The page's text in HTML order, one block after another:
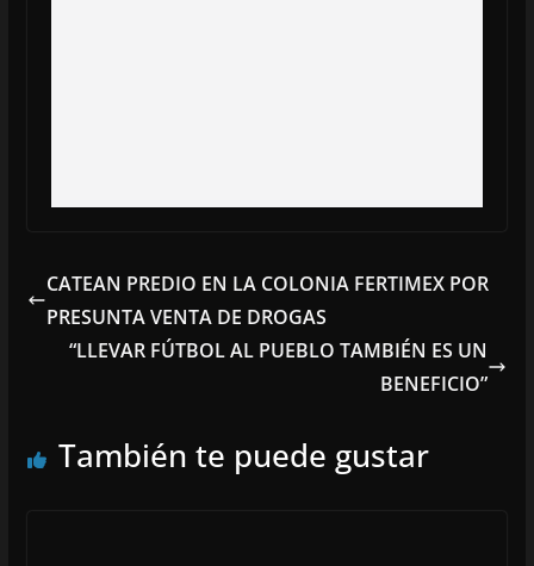
CATEAN PREDIO EN LA COLONIA FERTIMEX POR
PRESUNTA VENTA DE DROGAS
“LLEVAR FÚTBOL AL PUEBLO TAMBIÉN ES UN
BENEFICIO”
También te puede gustar